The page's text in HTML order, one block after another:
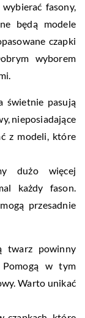
fasony,
będą modele
czapki
wyborem
świetnie pasują
nieposiadające
z modeli, które
dużo więcej
każdy fason.
przesadnie
twarz powinny
Pomogą w tym
Warto unikać